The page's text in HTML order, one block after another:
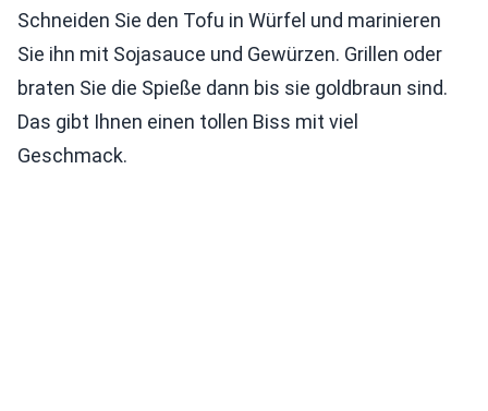
Schneiden Sie den Tofu in Würfel und marinieren
Sie ihn mit Sojasauce und Gewürzen. Grillen oder
braten Sie die Spieße dann bis sie goldbraun sind.
Das gibt Ihnen einen tollen Biss mit viel
Geschmack.